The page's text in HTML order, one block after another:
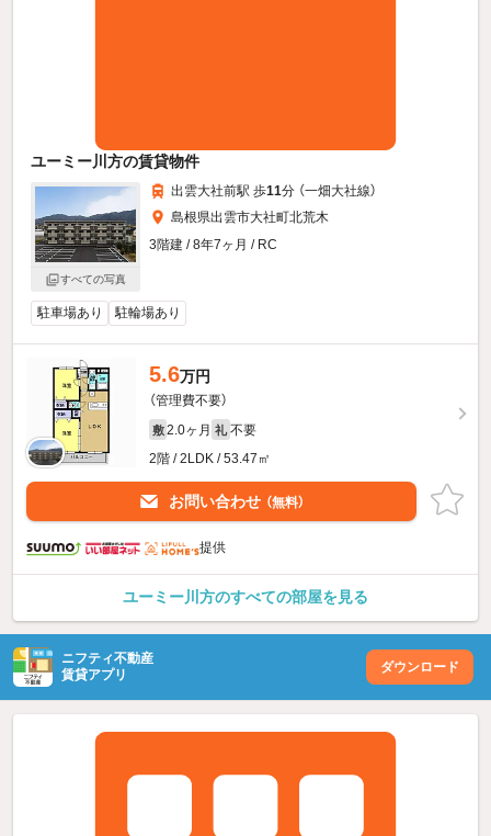
ユーミー川方の賃貸物件
すべての写真
出雲大社前駅 歩11分 （一畑大社線）
島根県出雲市大社町北荒木
3階建 / 8年7ヶ月 / RC
駐車場あり 駐輪場あり
5.6万円
（管理費不要）
敷 2.0ヶ月 礼 不要
2階 / 2LDK / 53.47㎡
お問い合わせ （無料）
提供
ユーミー川方のすべての部屋を見る
ニフティ不動産
賃貸アプリ
ダウンロード